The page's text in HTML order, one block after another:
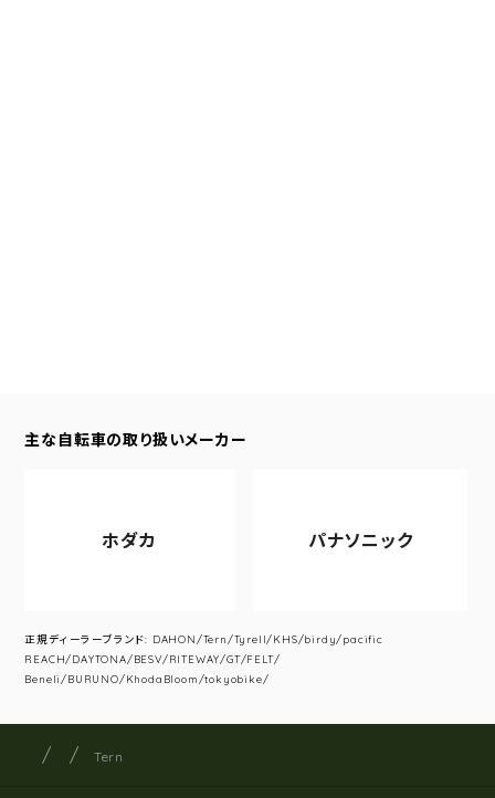
主な自転車の取り扱いメーカー
ホダカ パナソニック
正規ディーラーブランド: DAHON/Tern/Tyrell/KHS/birdy/pacific
REACH/DAYTONA/BESV/RITEWAY/GT/FELT/
Beneli/BURUNO/KhodaBloom/tokyobike/
サイト内の現在地
サイクルショップナカゴヤ
Tern